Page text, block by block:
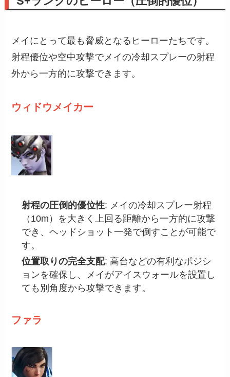
メイにとって最も脅威となるヒーローたちです。
射程優位や空中攻撃でメイの冷却スプレーの射程
外から一方的に攻撃できます。
ウィドウメイカー
射程の圧倒的優位性: メイの冷却スプレー射程
（10m）を大きく上回る距離から一方的に攻撃
でき、ヘッドショット一発で倒すことが可能で
す。
位置取りの完全支配: 高台などの有利なポジシ
ョンを確保し、メイがアイスウォールを設置し
ても別角度から攻撃できます。
ファラ